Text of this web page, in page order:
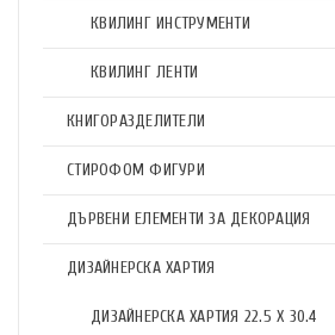
КВИЛИНГ ИНСТРУМЕНТИ
КВИЛИНГ ЛЕНТИ
КНИГОРАЗДЕЛИТЕЛИ
СТИРОФОМ ФИГУРИ
ДЪРВЕНИ ЕЛЕМЕНТИ ЗА ДЕКОРАЦИЯ
ДИЗАЙНЕРСКА ХАРТИЯ
ДИЗАЙНЕРСКА ХАРТИЯ 22.5 X 30.4